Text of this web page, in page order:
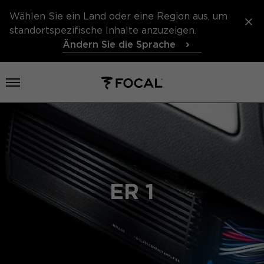
Wählen Sie ein Land oder eine Region aus, um
standortspezifische Inhalte anzuzeigen.
Ändern Sie die Sprache
打开菜单
ER 1